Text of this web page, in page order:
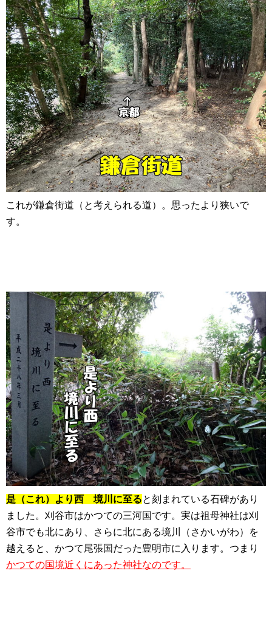
これが鎌倉街道（と考えられる道）。思ったより狭いで
す。
是（これ）より西 境川に至ると刻まれている石碑があり
ました。刈谷市はかつての三河国です。実は祖母神社は刈
谷市でも北にあり、さらに北にある境川（さかいがわ）を
越えると、かつて尾張国だった豊明市に入ります。つまり
かつての国境近くにあった神社なのです。